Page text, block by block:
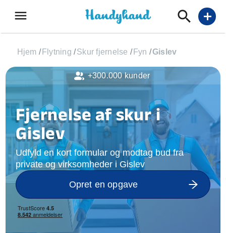
menu add
Hjem / Flytning /Skur fjernelse / Fyn /Gislev
Fjernelse af skur i
Gislev
Udfyld en kort formular og modtag bud fra
private og virksomheder i Gislev
Opret en opgave
+300.000 kunder